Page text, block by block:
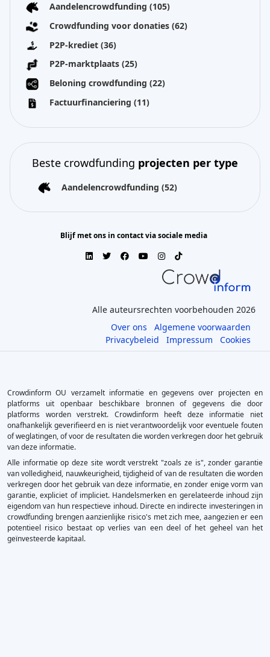
Aandelencrowdfunding (105)
Crowdfunding voor donaties (62)
P2P-krediet (36)
P2P-marktplaats (25)
Beloning crowdfunding (22)
Factuurfinanciering (11)
Beste crowdfunding projecten per type
Aandelencrowdfunding (52)
Blijf met ons in contact via sociale media
Alle auteursrechten voorbehouden 2026
Over ons
Algemene voorwaarden
Privacybeleid
Impressum Cookies
Crowdinform OU verzamelt informatie en gegevens over projecten en
platforms uit openbaar beschikbare bronnen of gegevens die door
platforms worden verstrekt. Crowdinform heeft deze informatie niet
onafhankelijk geverifieerd en is niet verantwoordelijk voor eventuele fouten
of weglatingen, of voor de resultaten die worden verkregen door het gebruik
van deze informatie.
Alle informatie op deze site wordt verstrekt "zoals ze is", zonder garantie
van volledigheid, nauwkeurigheid, tijdigheid of van de resultaten die worden
verkregen door het gebruik van deze informatie, en zonder enige vorm van
garantie, expliciet of impliciet. Handelsmerken en gerelateerde inhoud zijn
eigendom van hun respectieve inhoud. Directe en indirecte investeringen in
crowdfunding brengen aanzienlijke risico's met zich mee, aangezien er een
potentieel risico bestaat op verlies van een deel of het geheel van het
geïnvesteerde kapitaal.